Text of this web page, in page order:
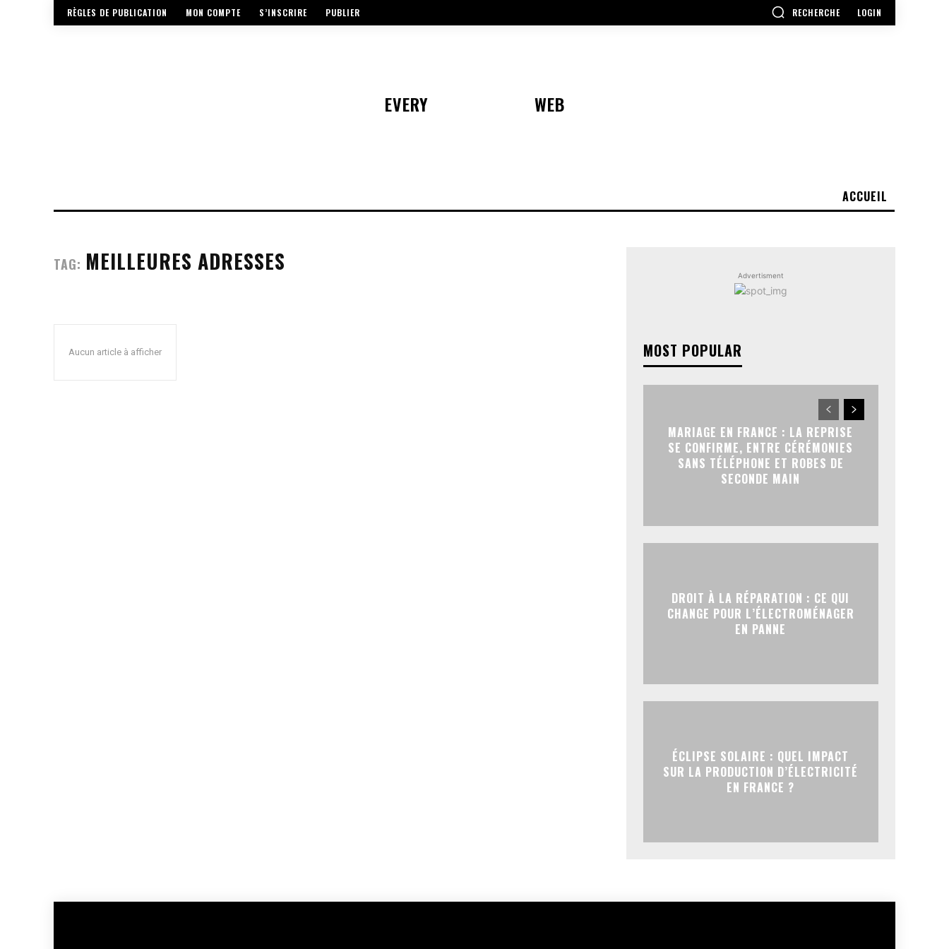
RÈGLES DE PUBLICATION MON COMPTE S’INSCRIRE PUBLIER RECHERCHE LOGIN
EVERY WEB
ACCUEIL
TAG: MEILLEURES ADRESSES
Aucun article à afficher
Advertisment
MOST POPULAR
MARIAGE EN FRANCE : LA REPRISE
SE CONFIRME, ENTRE CÉRÉMONIES
SANS TÉLÉPHONE ET ROBES DE
SECONDE MAIN
DROIT À LA RÉPARATION : CE QUI
CHANGE POUR L’ÉLECTROMÉNAGER
EN PANNE
ÉCLIPSE SOLAIRE : QUEL IMPACT
SUR LA PRODUCTION D’ÉLECTRICITÉ
EN FRANCE ?